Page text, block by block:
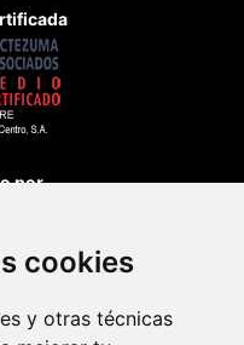
cookies
y otras técnicas
por